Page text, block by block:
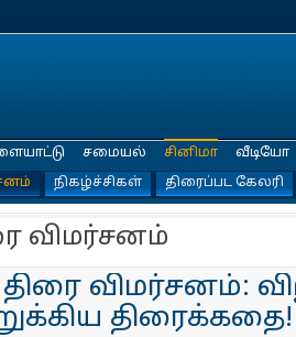
சமையல்
சினிமா
நிகழ்ச்சிகள் திரைப்பட கேலரி
வீடியோ
விமர்சனம்
விமர்சனம்:
திரைக்கதை!